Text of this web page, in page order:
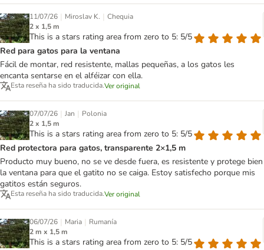
11/07/26 | Miroslav K. | Chequia
2 x 1,5 m
This is a stars rating area from zero to 5: 5/5
Red para gatos para la ventana
Fácil de montar, red resistente, mallas pequeñas, a los gatos les
encanta sentarse en el alféizar con ella.
Esta reseña ha sido traducida.Ver original
07/07/26 | Jan | Polonia
2 x 1,5 m
This is a stars rating area from zero to 5: 5/5
Red protectora para gatos, transparente 2×1,5 m
Producto muy bueno, no se ve desde fuera, es resistente y protege bien
la ventana para que el gatito no se caiga. Estoy satisfecho porque mis
gatitos están seguros.
Esta reseña ha sido traducida.Ver original
06/07/26 | Maria | Rumanía
2 m x 1,5 m
This is a stars rating area from zero to 5: 5/5